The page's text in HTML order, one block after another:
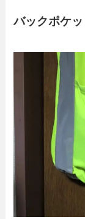
バックポケッ